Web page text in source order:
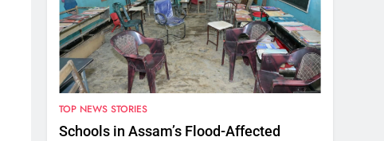
TOP NEWS STORIES
Schools in Assam’s Flood-Affected